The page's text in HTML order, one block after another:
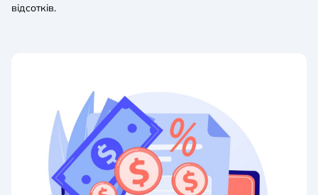
відсотків.